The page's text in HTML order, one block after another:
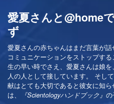
愛夏さんと@home
ず
愛夏さんの赤ちゃんはまだ言葉が
コミュニケーションをストップす
生の早い時でさえ、愛夏さんは娘
人の人として接しています。 そし
献はとても大切であると彼女に知
は、
『Scientologyハンドブック』 の